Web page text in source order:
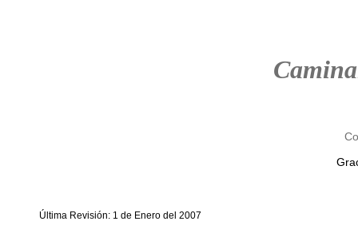
Última Revisión: 1 de Enero del 2007